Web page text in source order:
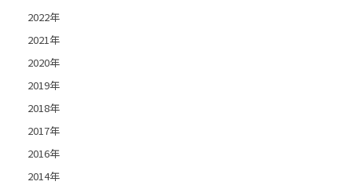
2022年
2021年
2020年
2019年
2018年
2017年
2016年
2014年